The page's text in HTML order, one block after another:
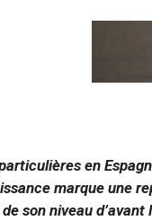
en
marque une
son niveau d’avant